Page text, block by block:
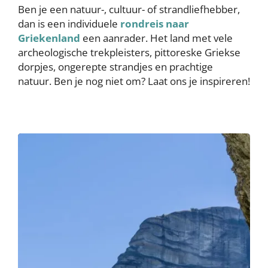
Ben je een natuur-, cultuur- of strandliefhebber,
dan is een individuele rondreis naar
Griekenland een aanrader. Het land met vele
archeologische trekpleisters, pittoreske Griekse
dorpjes, ongerepte strandjes en prachtige
natuur. Ben je nog niet om? Laat ons je inspireren!
Image
Image